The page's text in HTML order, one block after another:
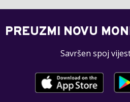
PREUZMI NOVU
Savršen spoj